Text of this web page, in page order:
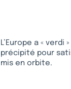
L’Europe a «
précipité pour
mis en orbite.